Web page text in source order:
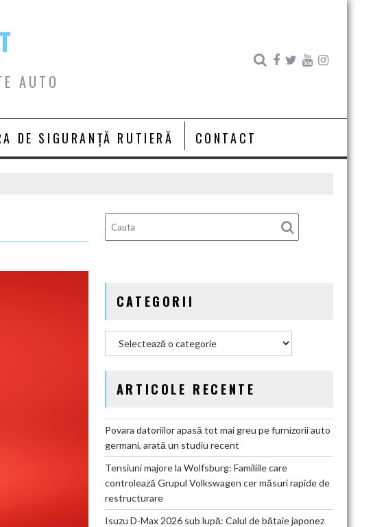
AUTO
DE SIGURANȚĂ RUTIERĂ CONTACT
CATEGORII
ARTICOLE RECENTE
Povara datoriilor apasă tot mai greu pe furnizorii auto
germani, arată un studiu recent
Tensiuni majore la Wolfsburg: Familiile care
controlează Grupul Volkswagen cer măsuri rapide de
restructurare
Isuzu D-Max 2026 sub lupă: Calul de bătaie japonez